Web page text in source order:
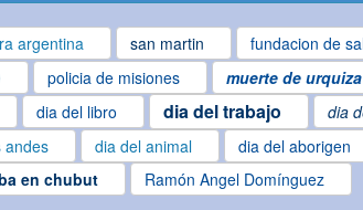
argentina san martin fundacion de
policia de misiones muerte de urquiza
dia del libro dia del trabajo dia
andes dia del animal dia del aborigen
en chubut Ramón Angel Domínguez